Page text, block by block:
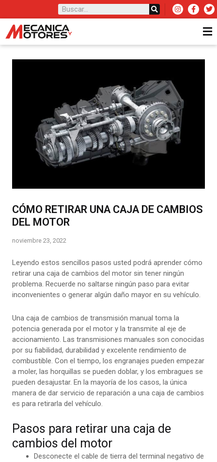
CÓMO RETIRAR UNA CAJA DE CAMBIOS
DEL MOTOR
noviembre 23, 2022
Leyendo estos sencillos pasos usted podrá aprender cómo
retirar una caja de cambios del motor sin tener ningún
problema. Recuerde no saltarse ningún paso para evitar
inconvenientes o generar algún daño mayor en su vehículo.
Una caja de cambios de transmisión manual toma la
potencia generada por el motor y la transmite al eje de
accionamiento. Las transmisiones manuales son conocidas
por su fiabilidad, durabilidad y excelente rendimiento de
combustible. Con el tiempo, los engranajes pueden empezar
a moler, las horquillas se pueden doblar, y los embragues se
pueden desajustar. En la mayoría de los casos, la única
manera de dar servicio de reparación a una caja de cambios
es para retirarla del vehículo.
Pasos para retirar una caja de
cambios del motor
Desconecte el cable de tierra del terminal negativo de